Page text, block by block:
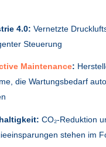
4.0: Vernetzte
Steuerung
Maintenance:
die Wartungsbedarf
CO₂-Reduktion
stehen im